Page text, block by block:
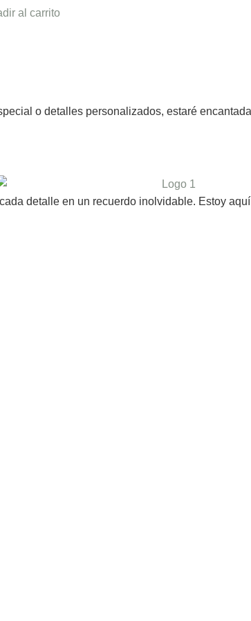
al carrito
o detalles personalizados, estaré
detalle en un recuerdo inolvidable. Estoy